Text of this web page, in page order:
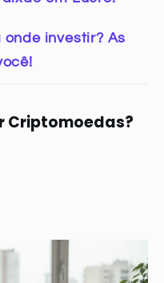
investir? As
Criptomoedas?